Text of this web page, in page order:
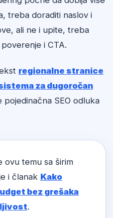
treba doraditi naslov i
ali ne i upite, treba
i CTA.
regionalne stranice
za dugoročan
SEO odluka
ovu temu sa širim
i članak Kako
bez grešaka
.